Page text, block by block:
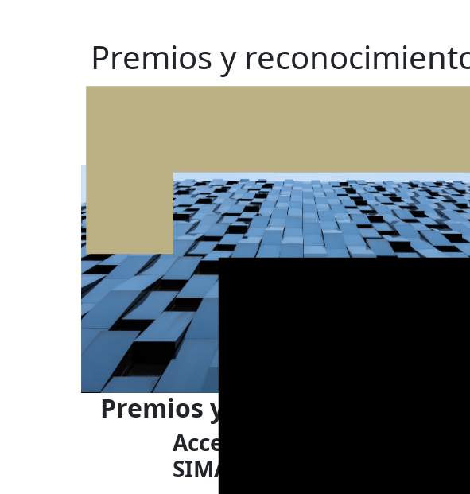
Premios y
Premios y reconocimientos
Accesit ASPRIMA-
SIMA 2026